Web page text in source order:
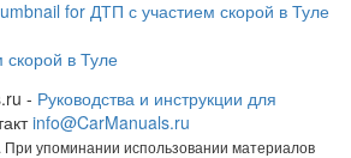
в Туле
- Руководства и инструкции для
info@CarManuals.ru
упоминании использовании материалов